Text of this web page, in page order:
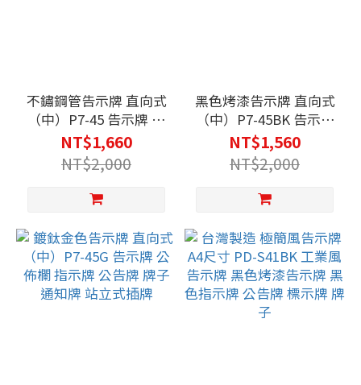
不鏽鋼管告示牌 直向式
（中）P7-45 告示牌 公
佈欄 指示牌 公告牌 牌
子 通知牌 站立式插牌
NT$1,660
NT$2,000
黑色烤漆告示牌 直向式
（中）P7-45BK 告示牌
公佈欄 指示牌 公告牌
牌子 通知牌 站立式插牌
NT$1,560
NT$2,000